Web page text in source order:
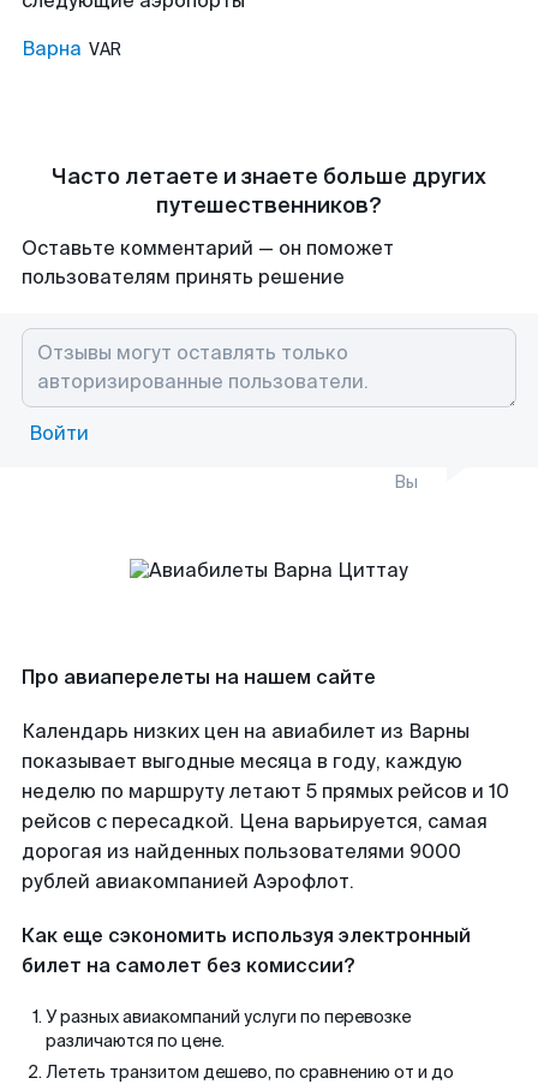
Варна VAR
Часто летаете и знаете больше других
путешественников?
Оставьте комментарий — он поможет
пользователям принять решение
Войти
Вы
Про авиаперелеты на нашем сайте
Календарь низких цен на авиабилет из Варны
показывает выгодные месяца в году, каждую
неделю по маршруту летают 5 прямых рейсов и 10
рейсов с пересадкой. Цена варьируется, самая
дорогая из найденных пользователями 9000
рублей авиакомпанией Аэрофлот.
Как еще сэкономить используя электронный
билет на самолет без комиссии?
У разных авиакомпаний услуги по перевозке
различаются по цене.
Лететь транзитом дешево, по сравнению от и до